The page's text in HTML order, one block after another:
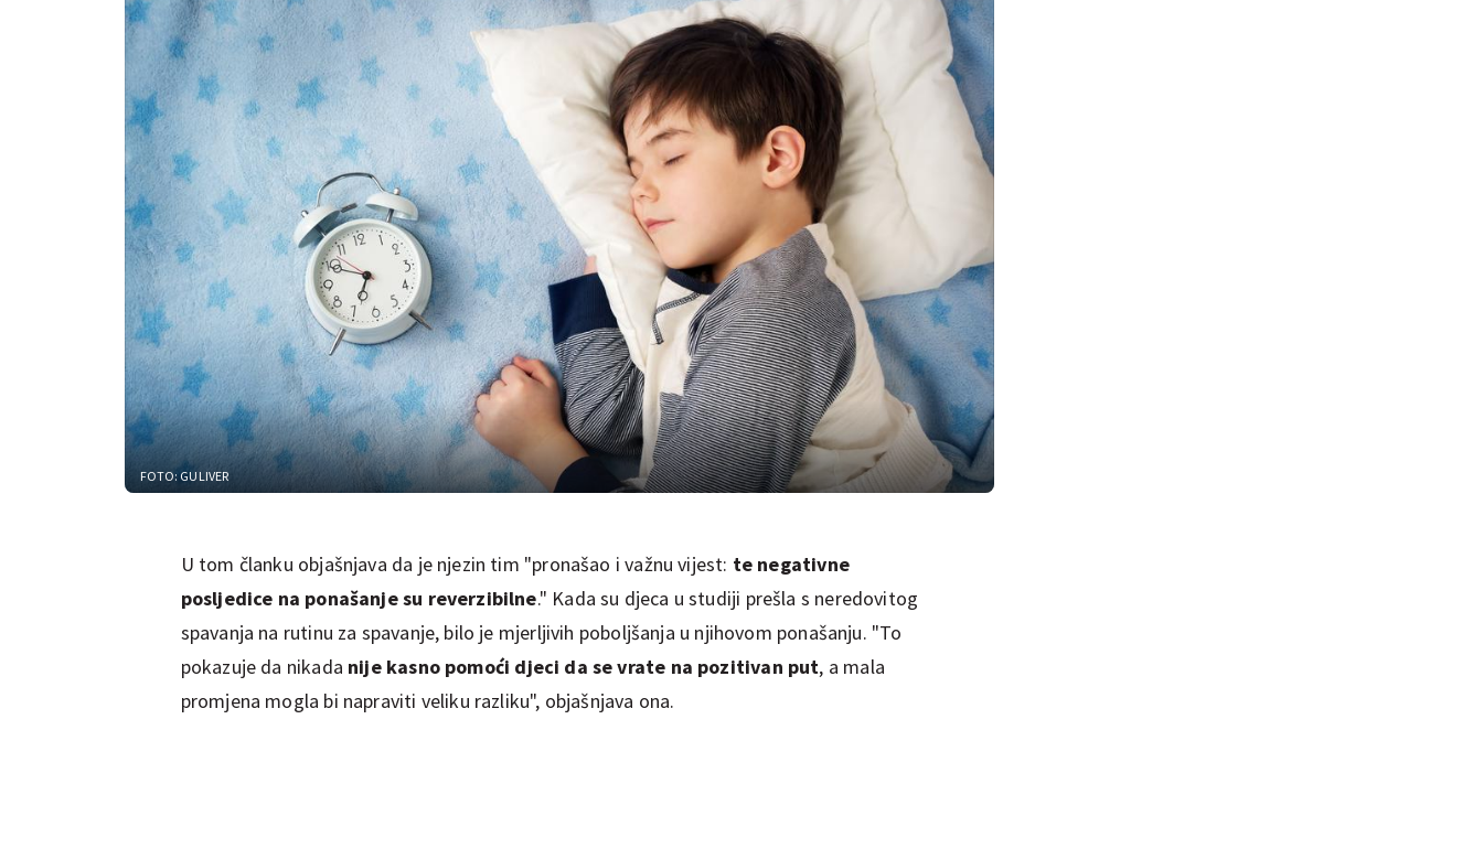
FOTO: GULIVER
U tom članku objašnjava da je njezin tim "pronašao i važnu vijest: te negativne
posljedice na ponašanje su reverzibilne." Kada su djeca u studiji prešla s neredovitog
spavanja na rutinu za spavanje, bilo je mjerljivih poboljšanja u njihovom ponašanju. "To
pokazuje da nikada nije kasno pomoći djeci da se vrate na pozitivan put, a mala
promjena mogla bi napraviti veliku razliku", objašnjava ona.